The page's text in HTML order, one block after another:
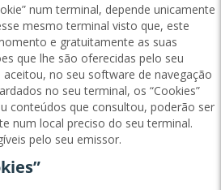
num terminal, depende unicamente
mesmo terminal visto que, este
e gratuitamente as suas
que lhe são oferecidas pelo seu
no seu software de navegação
no seu terminal, os “Cookies”
conteúdos que consultou, poderão ser
num local preciso do seu terminal.
pelo seu emissor.